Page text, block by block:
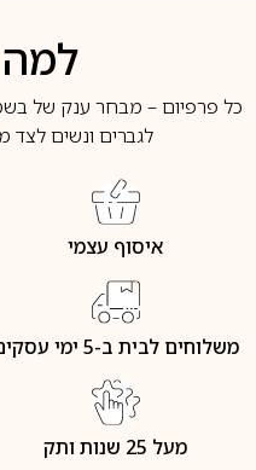
למה
כל פרפיום – מבחר ענק של
לגברים ונשים לצד
איסוף עצמי
משלוחים לבית ב-5 ימי עסקים
מעל 25 שנות ותק